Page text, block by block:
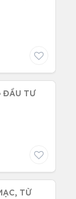
ĐẦU TƯ
TỪ